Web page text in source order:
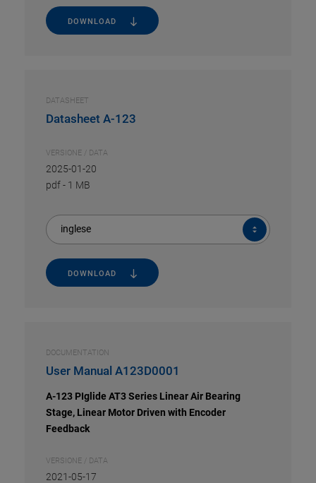
DOWNLOAD
DATASHEET
Datasheet A-123
VERSIONE / DATA
2025-01-20
pdf- 1 MB
inglese
DOWNLOAD
DOCUMENTATION
User Manual A123D0001
A-123 PIglide AT3 Series Linear Air Bearing
Stage, Linear Motor Driven with Encoder
Feedback
VERSIONE / DATA
2021-05-17